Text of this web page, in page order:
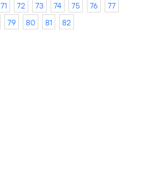
71 72 73 74 75 76
77
79 80 81 82